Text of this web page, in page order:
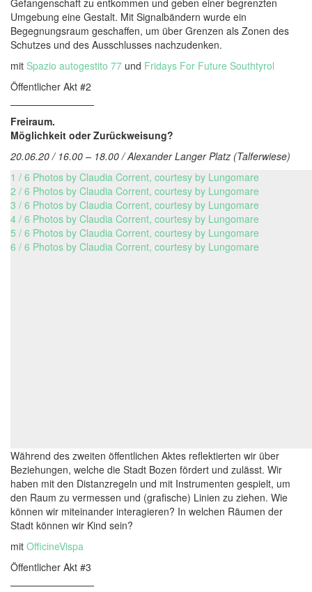
Gefangenschaft zu entkommen und geben einer begrenzten
Umgebung eine Gestalt. Mit Signalbändern wurde ein
Begegnungsraum geschaffen, um über Grenzen als Zonen des
Schutzes und des Ausschlusses nachzudenken.
mit Spazio autogestito 77 und Fridays For Future Southtyrol
Öffentlicher Akt #2
Freiraum.
Möglichkeit oder Zurückweisung?
20.06.20 / 16.00 – 18.00 / Alexander Langer Platz (Talferwiese)
1 / 6 Photos by Claudia Corrent, courtesy by Lungomare
2 / 6 Photos by Claudia Corrent, courtesy by Lungomare
3 / 6 Photos by Claudia Corrent, courtesy by Lungomare
4 / 6 Photos by Claudia Corrent, courtesy by Lungomare
5 / 6 Photos by Claudia Corrent, courtesy by Lungomare
6 / 6 Photos by Claudia Corrent, courtesy by Lungomare
Während des zweiten öffentlichen Aktes reflektierten wir über
Beziehungen, welche die Stadt Bozen fördert und zulässt. Wir
haben mit den Distanzregeln und mit Instrumenten gespielt, um
den Raum zu vermessen und (grafische) Linien zu ziehen. Wie
können wir miteinander interagieren? In welchen Räumen der
Stadt können wir Kind sein?
mit OfficineVispa
Öffentlicher Akt #3